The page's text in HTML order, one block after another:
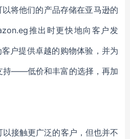
将他们的产品存储在亚马逊的
推出时更快地向客户发
户提供卓越的购物体验，并为
持——低价和丰富的选择，再加
接触更广泛的客户，但也并不